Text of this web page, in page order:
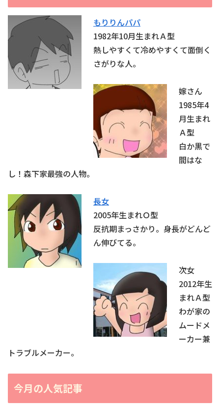
もりりんパパ
1982年10月生まれＡ型
熱しやすくて冷めやすくて面倒く
さがりな人。
嫁さん
1985年4
月生まれ
Ａ型
白か黒で
間はな
し！森下家最強の人物。
長女
2005年生まれＯ型
反抗期まっさかり。身長がどんど
ん伸びてる。
次女
2012年生
まれＡ型
わが家の
ムードメ
ーカー兼
トラブルメーカー。
今月の人気記事